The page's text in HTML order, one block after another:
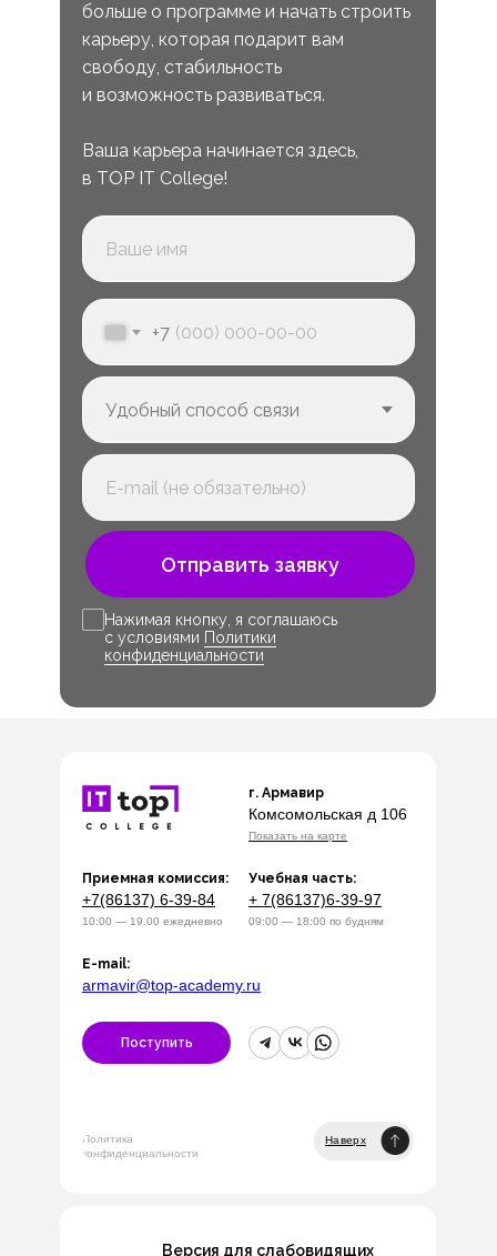
больше о программе и начать строить
карьеру, которая подарит вам
свободу, стабильность
и возможность развиваться.
Ваша карьера начинается здесь,
в TOP IT College!
+7
Отправить заявку
Нажимая кнопку, я соглашаюсь
с условиями Политики
конфиденциальности
Наверх
Политика
конфиденциальности
г. Армавир
armavir@top-academy.ru
E-mail:
Приемная комиссия:
10:00 — 19.00 ежедневно 09:00 — 18:00 по будням
Учебная часть:
Комсомольская д 106
Показать на карте
Поступить
+7(86137) 6-39-84 + 7(86137)6-39-97
Версия для слабовидящих